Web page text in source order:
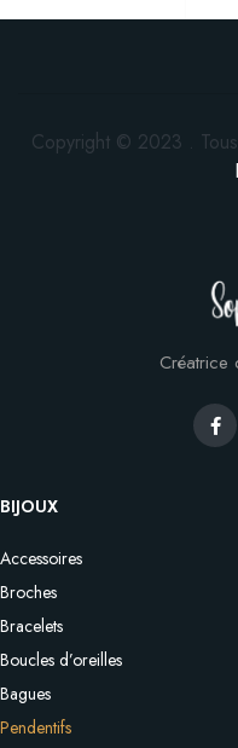
Copyright © 2023 .
Créatrice
BIJOUX
Accessoires
Broches
Bracelets
Boucles d’oreilles
Bagues
Pendentifs